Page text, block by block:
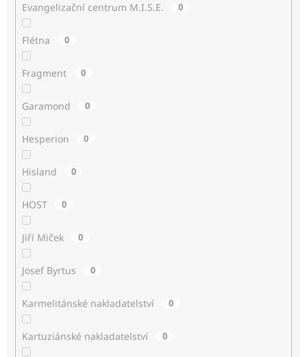
Evangelizační centrum M.I.S.E. 0
Flétna 0
Fragment 0
Garamond 0
Hesperion 0
Hisland 0
HOST 0
Jiří Miček 0
Josef Byrtus 0
Karmelitánské nakladatelství 0
Kartuziánské nakladatelství 0